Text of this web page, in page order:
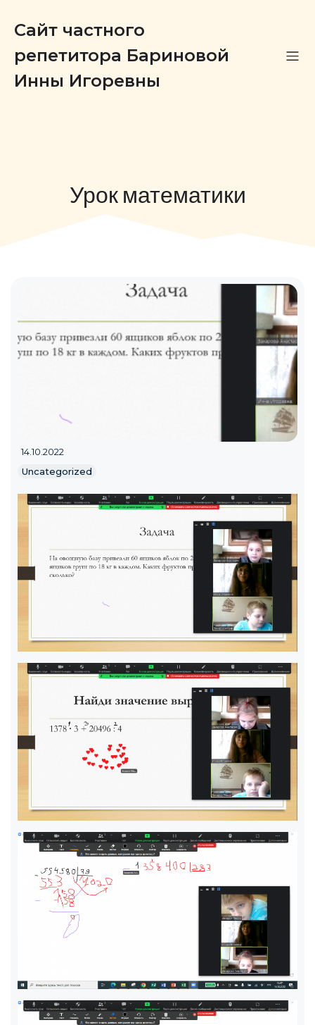
Сайт частного
репетитора Бариновой
Инны Игоревны
Урок математики
14.10.2022
Uncategorized